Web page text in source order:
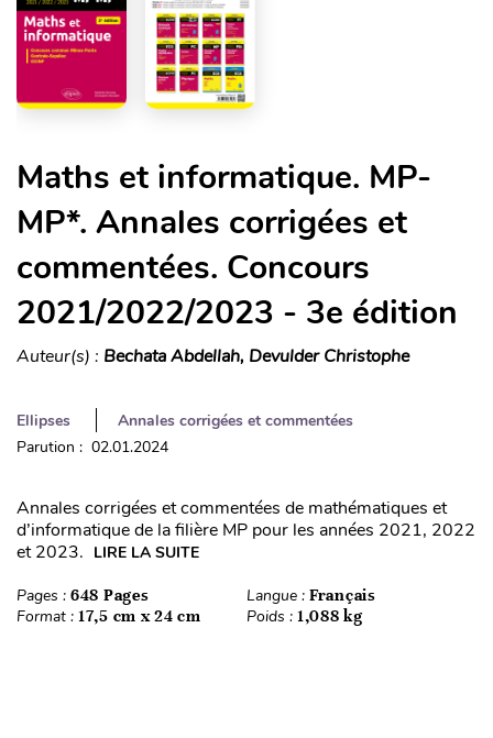
Maths et informatique. MP-
MP*. Annales corrigées et
commentées. Concours
2021/2022/2023 - 3e édition
Auteur(s) : Bechata Abdellah, Devulder Christophe
Ellipses
Annales corrigées et commentées
Parution : 02.01.2024
Annales corrigées et commentées de mathématiques et
d’informatique de la filière MP pour les années 2021, 2022
et 2023. LIRE LA SUITE
Pages : 648 Pages Langue : Français
Format : 17,5 cm x 24 cm Poids : 1,088 kg